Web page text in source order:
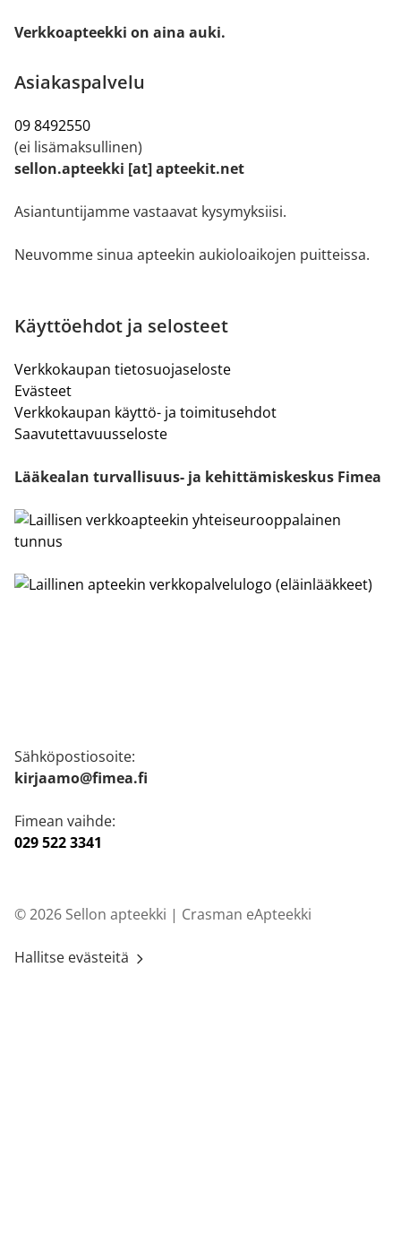
Verkkoapteekki on aina auki.
Asiakaspalvelu
09 8492550
(ei lisämaksullinen)
sellon.apteekki [at] apteekit.net
Asiantuntijamme vastaavat kysymyksiisi.
Neuvomme sinua apteekin aukioloaikojen puitteissa.
Käyttöehdot ja selosteet
Verkkokaupan tietosuojaseloste
Evästeet
Verkkokaupan käyttö- ja toimitusehdot
Saavutettavuusseloste
Lääkealan turvallisuus- ja kehittämiskeskus Fimea
Sähköpostiosoite:
kirjaamo@fimea.fi
Fimean vaihde:
029 522 3341
© 2026 Sellon apteekki | Crasman eApteekki
Hallitse evästeitä